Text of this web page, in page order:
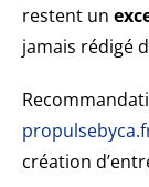
restent un
jamais rédigé
création